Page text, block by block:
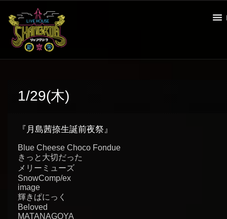
1/29(木)
『月島茜捺生誕前夜祭』
Blue Cheese Choco Fondue
きっと大切だった
メリーミューズ
SnowComp/ex
image
輝きぱにっく
Beloved
MATANAGOYA